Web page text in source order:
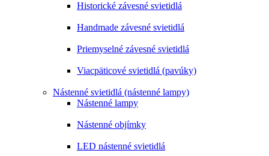
Historické závesné svietidlá
Handmade závesné svietidlá
Priemyselné závesné svietidlá
Viacpäticové svietidlá (pavúky)
Nástenné svietidlá (nástenné lampy)
Nástenné lampy
Nástenné objímky
LED nástenné svietidlá